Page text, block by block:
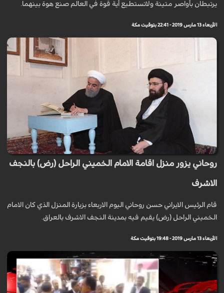
يرتبطان بأواصر متينة ولاتستطيع أية قوة في العالم صنع هوة بينهما.
الأربعاء 13 مارس 2019 - 22:41 بتوقيت مكة
روحاني يزور منزل اقامة الامام الخميني الراحل (رض) بالنجف
الاشرف
قام الرئيس الايراني حسن روحاني اليوم الاربعاء بزيارة المنزل الذي كان الامام
الخميني الراحل (رض) يقيم فيه بمدينة النجف الاشرف بالعراق.
الأربعاء 13 مارس 2019 - 19:48 بتوقيت مكة